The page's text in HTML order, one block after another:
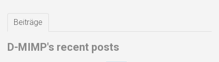
Beiträge
D-MIMP's recent posts